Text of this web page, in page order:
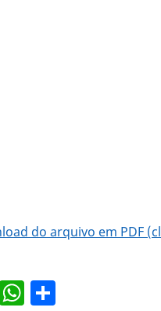
do arquivo em PDF
TwitterWhatsApp